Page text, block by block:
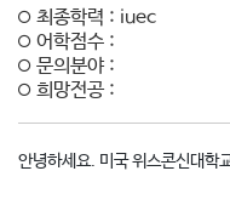
최종학력 : iuec
어학점수 :
문의분야 :
희망전공 :
안녕하세요. 미국 위스콘신대학